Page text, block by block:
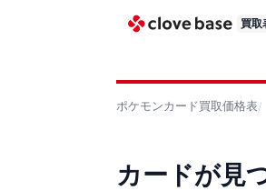
買取
ポケモンカード買取価格表
カードが見